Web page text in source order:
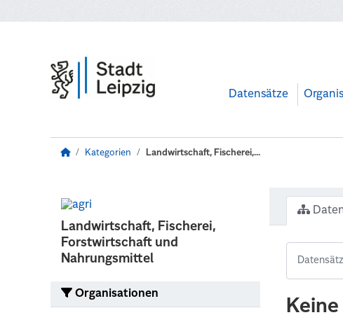
Datensätze
Kategorien Landwirtschaft, Fischerei,...
Landwirtschaft, Fischerei,
Forstwirtschaft und
Nahrungsmittel
Organisationen